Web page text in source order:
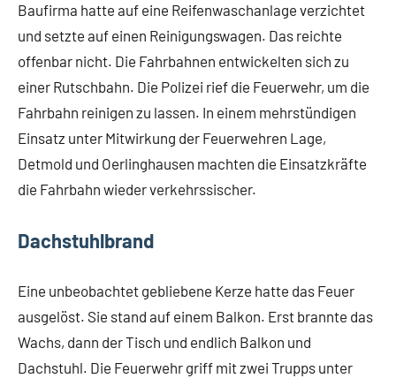
Baufirma hatte auf eine Reifenwaschanlage verzichtet
und setzte auf einen Reinigungswagen. Das reichte
offenbar nicht. Die Fahrbahnen entwickelten sich zu
einer Rutschbahn. Die Polizei rief die Feuerwehr, um die
Fahrbahn reinigen zu lassen. In einem mehrstündigen
Einsatz unter Mitwirkung der Feuerwehren Lage,
Detmold und Oerlinghausen machten die Einsatzkräfte
die Fahrbahn wieder verkehrssischer.
Dachstuhlbrand
Eine unbeobachtet gebliebene Kerze hatte das Feuer
ausgelöst. Sie stand auf einem Balkon. Erst brannte das
Wachs, dann der Tisch und endlich Balkon und
Dachstuhl. Die Feuerwehr griff mit zwei Trupps unter